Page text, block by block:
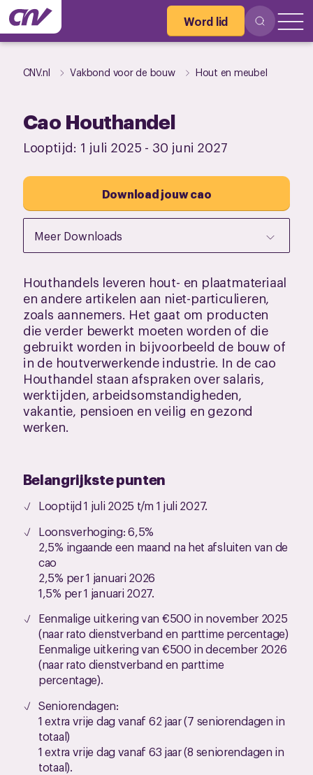
Word lid
CNV.nl Vakbond voor de bouw Hout en meubel
Cao Houthandel
Looptijd: 1 juli 2025 - 30 juni 2027
Download jouw cao
Meer Downloads
Houthandels leveren hout- en plaatmateriaal
en andere artikelen aan niet-particulieren,
zoals aannemers. Het gaat om producten
die verder bewerkt moeten worden of die
gebruikt worden in bijvoorbeeld de bouw of
in de houtverwerkende industrie. In de cao
Houthandel staan afspraken over salaris,
werktijden, arbeidsomstandigheden,
vakantie, pensioen en veilig en gezond
werken.
Belangrijkste punten
Looptijd 1 juli 2025 t/m 1 juli 2027.
Loonsverhoging: 6,5%
2,5% ingaande een maand na het afsluiten van de
cao
2,5% per 1 januari 2026
1,5% per 1 januari 2027.
Eenmalige uitkering van €500 in november 2025
(naar rato dienstverband en parttime percentage)
Eenmalige uitkering van €500 in december 2026
(naar rato dienstverband en parttime
percentage).
Seniorendagen:
1 extra vrije dag vanaf 62 jaar (7 seniorendagen in
totaal)
1 extra vrije dag vanaf 63 jaar (8 seniorendagen in
totaal).